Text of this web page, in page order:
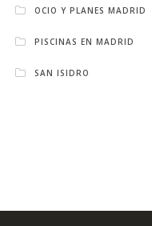
OCIO Y PLANES MADRID
PISCINAS EN MADRID
SAN ISIDRO